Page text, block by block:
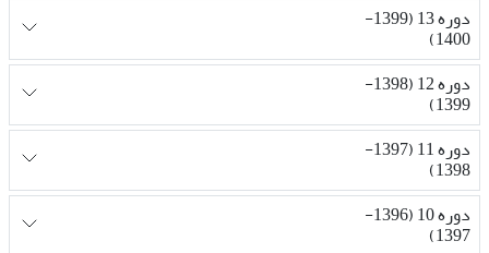
دوره 13 (1399-
1400)
دوره 12 (1398-
1399)
دوره 11 (1397-
1398)
دوره 10 (1396-
1397)